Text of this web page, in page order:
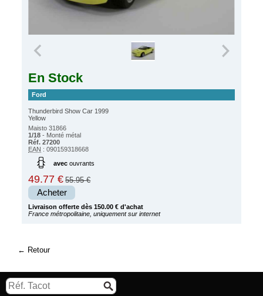
En Stock
Ford
Thunderbird Show Car 1999
Yellow
Maisto 31866
1/18 - Monté métal
Réf. 27200
EAN : 090159318668
avecouvrants
49.77 € 55.95 €
Acheter
Livraison offerte dès 150.00 € d'achat
France métropolitaine, uniquement sur internet
Retour